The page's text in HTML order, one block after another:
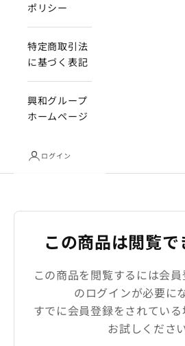
ポリシー
特定商取引法
に基づく表記
興和グループ
ホームページ
ログイン
この商品は閲覧で
この商品を閲覧するには会
のログインが必要に
すでに会員登録をされてい
お試しください